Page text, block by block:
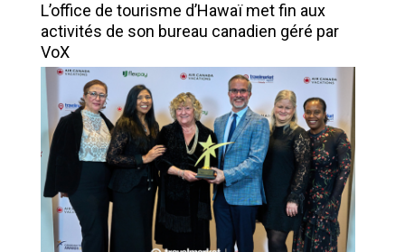
L’office de tourisme d’Hawaï met fin aux
activités de son bureau canadien géré par
VoX